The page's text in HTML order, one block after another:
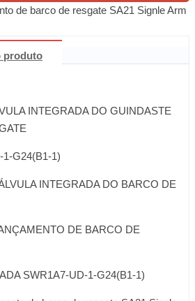
produto
INTEGRADA DO GUINDASTE
1-G24(B1-1)
INTEGRADA DO BARCO DE
DE BARCO DE
SWR1A7-UD-1-G24(B1-1)